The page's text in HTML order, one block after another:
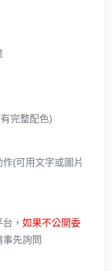
完整配色)
(可用文字或圖片
， 如果不公開委
事先詢問